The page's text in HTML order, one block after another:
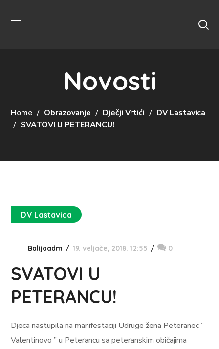
Novosti
Home Obrazovanje Dječji Vrtići
DV Lastavica
SVATOVI U PETERANCU!
DV Lastavica
Balijaadm 19. veljače, 2018. 12:55 0
SVATOVI U
PETERANCU!
Djeca nastupila na manifestaciji Udruge žena Peteranec ”
Valentinovo ” u Peterancu sa peteranskim običajima